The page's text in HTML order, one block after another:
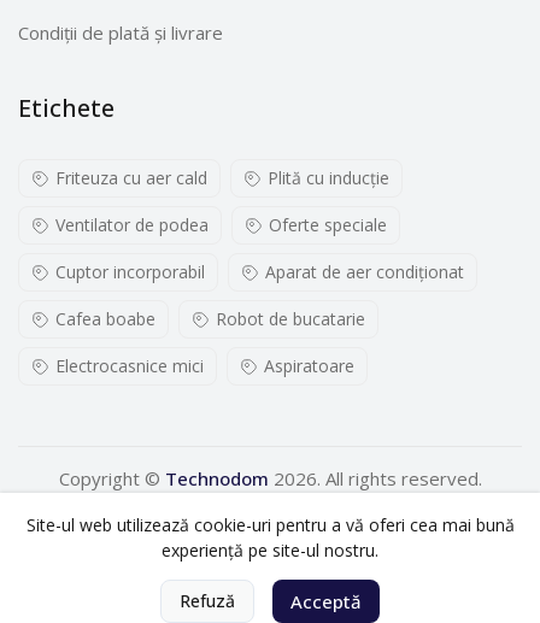
Condiții de plată și livrare
Etichete
Friteuza cu aer cald Plită cu inducţie
Ventilator de podea Oferte speciale
Cuptor incorporabil Aparat de aer condiționat
Cafea boabe Robot de bucatarie
Electrocasnice mici Aspiratoare
Copyright © Technodom 2026. All rights reserved.
Site-ul web utilizează cookie-uri pentru a vă oferi cea mai bună
experiență pe site-ul nostru.
Refuză Acceptă